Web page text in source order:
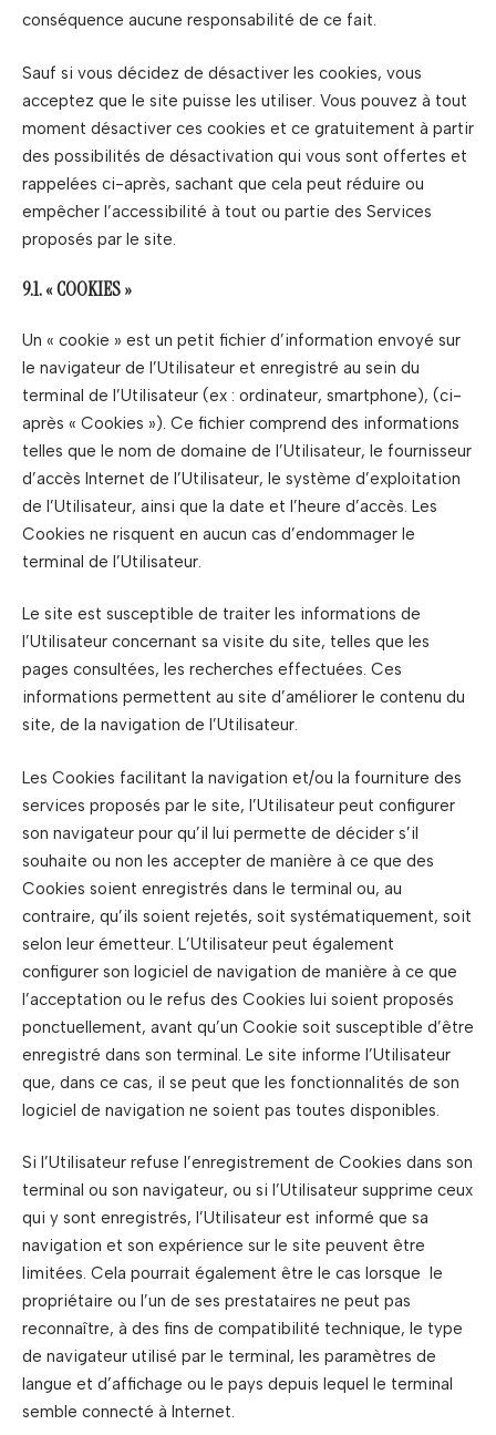
conséquence aucune responsabilité de ce fait.
Sauf si vous décidez de désactiver les cookies, vous
acceptez que le site puisse les utiliser. Vous pouvez à tout
moment désactiver ces cookies et ce gratuitement à partir
des possibilités de désactivation qui vous sont offertes et
rappelées ci-après, sachant que cela peut réduire ou
empêcher l’accessibilité à tout ou partie des Services
proposés par le site.
9.1. « COOKIES »
Un « cookie » est un petit fichier d’information envoyé sur
le navigateur de l’Utilisateur et enregistré au sein du
terminal de l’Utilisateur (ex : ordinateur, smartphone), (ci-
après « Cookies »). Ce fichier comprend des informations
telles que le nom de domaine de l’Utilisateur, le fournisseur
d’accès Internet de l’Utilisateur, le système d’exploitation
de l’Utilisateur, ainsi que la date et l’heure d’accès. Les
Cookies ne risquent en aucun cas d’endommager le
terminal de l’Utilisateur.
Le site est susceptible de traiter les informations de
l’Utilisateur concernant sa visite du site, telles que les
pages consultées, les recherches effectuées. Ces
informations permettent au site d’améliorer le contenu du
site, de la navigation de l’Utilisateur.
Les Cookies facilitant la navigation et/ou la fourniture des
services proposés par le site, l’Utilisateur peut configurer
son navigateur pour qu’il lui permette de décider s’il
souhaite ou non les accepter de manière à ce que des
Cookies soient enregistrés dans le terminal ou, au
contraire, qu’ils soient rejetés, soit systématiquement, soit
selon leur émetteur. L’Utilisateur peut également
configurer son logiciel de navigation de manière à ce que
l’acceptation ou le refus des Cookies lui soient proposés
ponctuellement, avant qu’un Cookie soit susceptible d’être
enregistré dans son terminal. Le site informe l’Utilisateur
que, dans ce cas, il se peut que les fonctionnalités de son
logiciel de navigation ne soient pas toutes disponibles.
Si l’Utilisateur refuse l’enregistrement de Cookies dans son
terminal ou son navigateur, ou si l’Utilisateur supprime ceux
qui y sont enregistrés, l’Utilisateur est informé que sa
navigation et son expérience sur le site peuvent être
limitées. Cela pourrait également être le cas lorsque le
propriétaire ou l’un de ses prestataires ne peut pas
reconnaître, à des fins de compatibilité technique, le type
de navigateur utilisé par le terminal, les paramètres de
langue et d’affichage ou le pays depuis lequel le terminal
semble connecté à Internet.